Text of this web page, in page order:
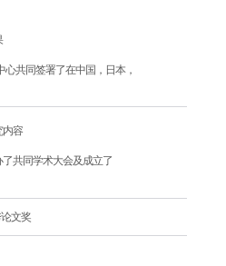
共同签署了在中国，日本，
内容
共同学术大会及成立了
文奖